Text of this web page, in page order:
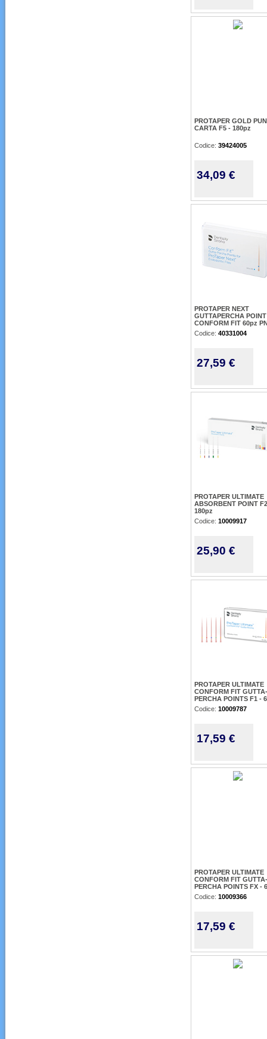
PROTAPER GOLD
CARTA F5 - 180pz
Codice: 39424005
34,09 €
PROTAPER NEXT
GUTTAPERCHA POINT
CONFORM FIT 60pz
Codice: 40331004
27,59 €
PROTAPER ULTIMATE
ABSORBENT POINT
180pz
Codice: 10009917
25,90 €
PROTAPER ULTIMATE
CONFORM FIT GUTTA-
PERCHA POINTS F1 -
Codice: 10009787
17,59 €
PROTAPER ULTIMATE
CONFORM FIT GUTTA-
PERCHA POINTS FX -
Codice: 10009366
17,59 €